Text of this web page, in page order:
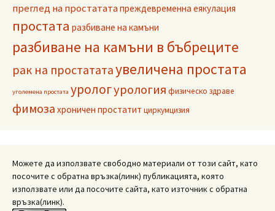
преглед на простататапреждевременна еякулация
простата разбиване на камъни
разбиване на камъни в бъбреците
рак на простататаувеличена простата
уголемена простата урологурология физическо здраве
фимоза хроничен простатит циркумцизия
Можете да използвате свободно материали от този сайт, като
посочите с обратна връзка(линк) публикацията, която
използвате или да посочите сайта, като източник с обратна
връзка(линк).